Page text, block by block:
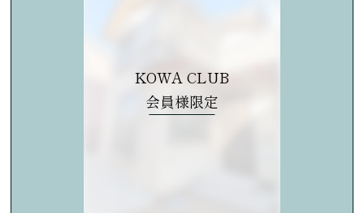
KOWA CLUB
会員様限定